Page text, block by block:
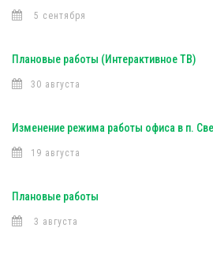
5 сентября
Плановые работы (Интерактивное ТВ)
30 августа
Изменение режима работы офиса в п.
19 августа
Плановые работы
3 августа